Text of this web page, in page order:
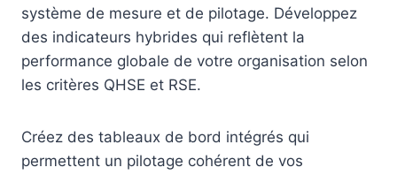
système de mesure et de pilotage. Développez
des indicateurs hybrides qui reflètent la
performance globale de votre organisation selon
les critères QHSE et RSE.
Créez des tableaux de bord intégrés qui
permettent un pilotage cohérent de vos